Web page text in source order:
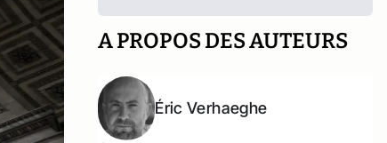
A PROPOS DES AUTEURS
Éric Verhaeghe